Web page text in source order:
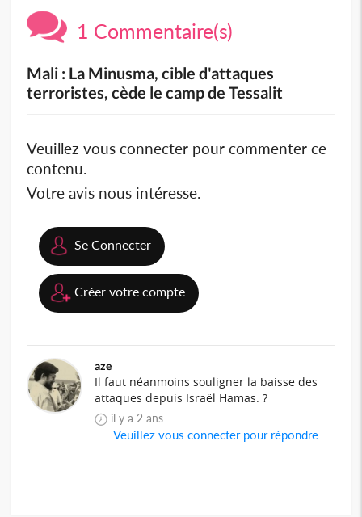
1 Commentaire(s)
Mali : La Minusma, cible d'attaques
terroristes, cède le camp de Tessalit
Veuillez vous connecter pour commenter ce
contenu.
Votre avis nous intéresse.
Se Connecter
Créer votre compte
aze
Il faut néanmoins souligner la baisse des
attaques depuis Israël Hamas. ?
il y a 2 ans
Veuillez vous connecter pour répondre